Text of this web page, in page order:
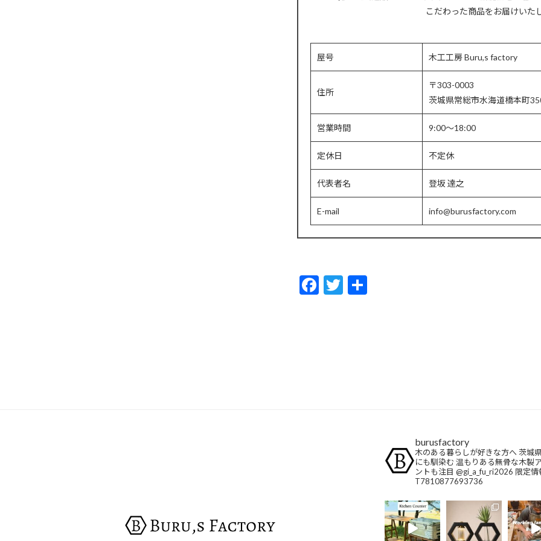
こだわった商品をお届けいた
屋号 木工工房 Buru,s factory
住所
〒303-0003
茨城県常総市水海道橋本町
営業時間 9:00～18:00
定休日 不定休
代表者名 登坂 達之
E-mail info@burusfactory.com
F
ac
T
w
burusfactory
木のある暮らしが好きな方へ茨城
にも馴染む 温もりある無骨な木製
ントも注目 @gi_a_fu_ri2026 限定情
T7810877693736